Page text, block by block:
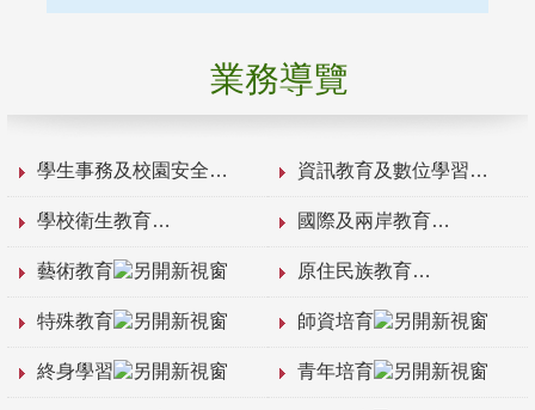
業務導覽
學生事務及校園安全 資訊教育及數位學習
學校衛生教育 國際及兩岸教育
藝術教育 原住民族教育
特殊教育 師資培育
終身學習 青年培育